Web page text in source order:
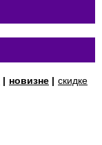
| новизне | скидке